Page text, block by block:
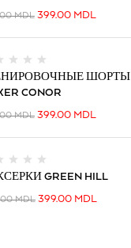
MDL 399.00 MDL
ШОРТЫ
CONOR
MDL 399.00 MDL
GREEN HILL
MDL 399.00 MDL